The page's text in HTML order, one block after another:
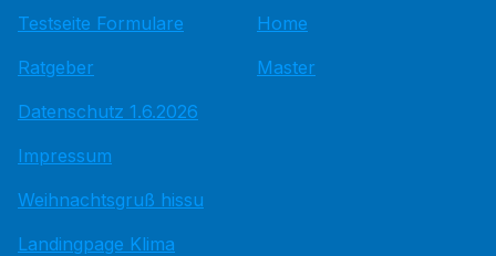
Testseite Formulare
Ratgeber
Datenschutz 1.6.2026
Impressum
Weihnachtsgruß hissu
Landingpage Klima
Home
Master